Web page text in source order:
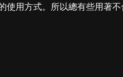
用方式。所以總有些用著不